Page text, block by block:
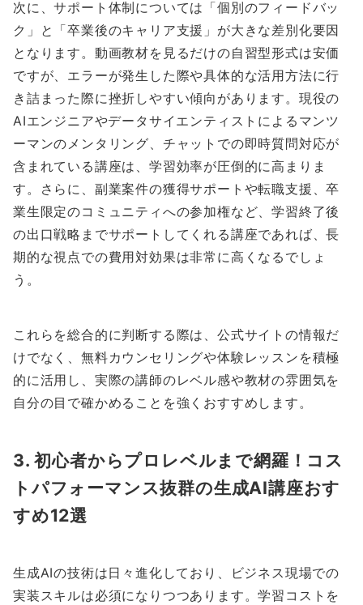
次に、サポート体制については「個別のフィードバッ
ク」と「卒業後のキャリア支援」が大きな差別化要因
となります。動画教材を見るだけの自習型形式は安価
ですが、エラーが発生した際や具体的な活用方法に行
き詰まった際に挫折しやすい傾向があります。現役の
AIエンジニアやデータサイエンティストによるマンツ
ーマンのメンタリング、チャットでの即時質問対応が
含まれている講座は、学習効率が圧倒的に高まりま
す。さらに、副業案件の獲得サポートや転職支援、卒
業生限定のコミュニティへの参加権など、学習終了後
の出口戦略までサポートしてくれる講座であれば、長
期的な視点での費用対効果は非常に高くなるでしょ
う。
これらを総合的に判断する際は、公式サイトの情報だ
けでなく、無料カウンセリングや体験レッスンを積極
的に活用し、実際の講師のレベル感や教材の雰囲気を
自分の目で確かめることを強くおすすめします。
3. 初心者からプロレベルまで網羅！コス
トパフォーマンス抜群の生成AI講座おす
すめ12選
生成AIの技術は日々進化しており、ビジネス現場での
実装スキルは必須になりつつあります。学習コストを